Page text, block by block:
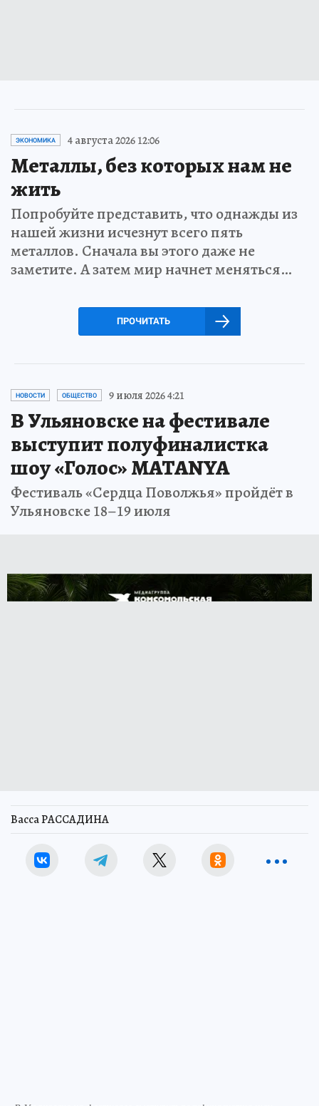
ЭКОНОМИКА 4 августа 2026 12:06
Металлы, без которых нам не
жить
Попробуйте представить, что однажды из
нашей жизни исчезнут всего пять
металлов. Сначала вы этого даже не
заметите. А затем мир начнет меняться…
ПРОЧИТАТЬ
НОВОСТИ ОБЩЕСТВО 9 июля 2026 4:21
В Ульяновске на фестивале
выступит полуфиналистка
шоу «Голос» MATANYA
Фестиваль «Сердца Поволжья» пройдёт в
Ульяновске 18–19 июля
Васса РАССАДИНА